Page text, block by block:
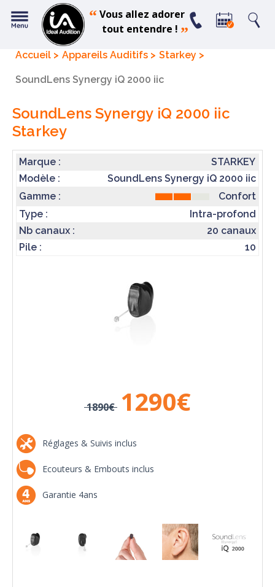
“Vous allez adorer
tout entendre ! ”
Accueil Appareils Auditifs Starkey
SoundLens Synergy iQ 2000 iic
SoundLens Synergy iQ 2000 iic
Starkey
Marque :
STARKEY
Modèle :
SoundLens Synergy iQ 2000 iic
Gamme :
Confort
Type :
Intra-profond
Nb canaux :
20 canaux
Pile :
10
1890€ 1290€
Réglages & Suivis inclus
Ecouteurs & Embouts inclus
Garantie 4ans